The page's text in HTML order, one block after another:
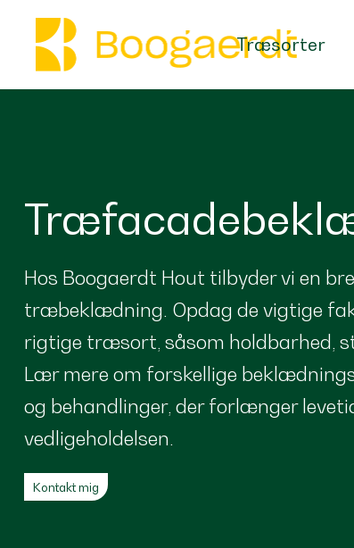
Træsorter
Hos Boogaerdt Hout tilbyder vi en
træbeklædning. Opdag de vigtige
rigtige træsort, såsom holdbarhed,
Lær mere om forskellige
og behandlinger, der forlænger
vedligeholdelsen.
Kontakt mig